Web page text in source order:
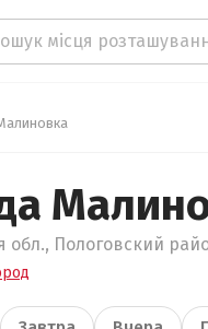
обл., Пологовский